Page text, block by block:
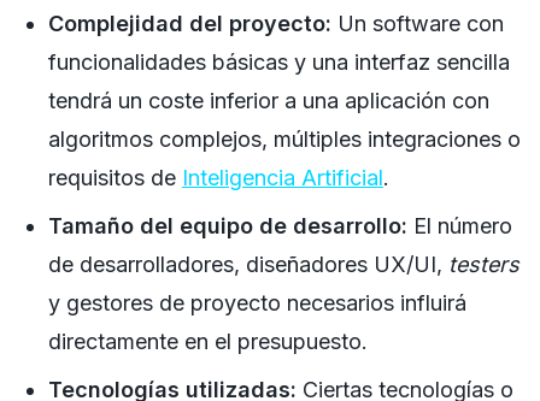
Complejidad del proyecto: Un software con
funcionalidades básicas y una interfaz sencilla
tendrá un coste inferior a una aplicación con
algoritmos complejos, múltiples integraciones o
requisitos de Inteligencia Artificial.
Tamaño del equipo de desarrollo: El número
de desarrolladores, diseñadores UX/UI, testers
y gestores de proyecto necesarios influirá
directamente en el presupuesto.
Tecnologías utilizadas: Ciertas tecnologías o